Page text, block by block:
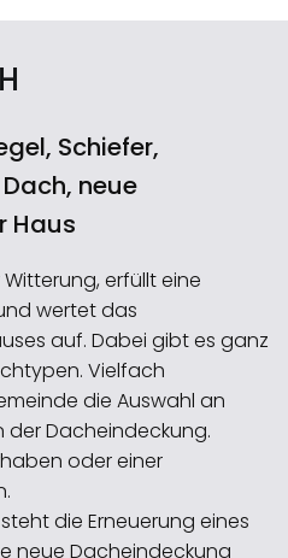
Schiefer,
neue
Haus
erfüllt eine
wertet das
auf. Dabei gibt es ganz
Vielfach
die Auswahl an
Dacheindeckung.
oder einer
die Erneuerung eines
neue Dacheindeckung